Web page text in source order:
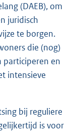
(DAEB), om
juridisch
te borgen.
die (nog)
participeren en
intensieve
bij reguliere
is voor